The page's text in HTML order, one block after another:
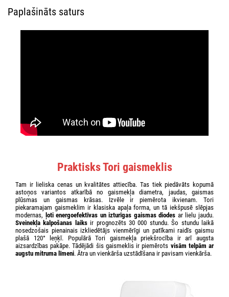
Paplašināts saturs
Praktisks Tori gaismeklis
Tam ir lieliska cenas un kvalitātes attiecība. Tas tiek piedāvāts kopumā
astoņos variantos atkarībā no gaismekļa diametra, jaudas, gaismas
plūsmas un gaismas krāsas. Izvēle ir piemērota ikvienam. Tori
piekaramajam gaismeklim ir klasiska apaļa forma, un tā iekšpusē slēpjas
modernas, ļoti energoefektīvas un izturīgas gaismas diodes ar lielu jaudu.
Sveinekļa kalpošanas laiksir prognozēts 30 000 stundu. Šo stundu laikā
nosedzošais pienainais izkliedētājs vienmērīgi un patīkami raidīs gaismu
plašā 120° leņķī. Populārā Tori gaismekļa priekšrocība ir arī augsta
aizsardzības pakāpe. Tādējādi šis gaismeklis ir piemērots visām telpām ar
augstu mitruma līmeni. Ātra un vienkārša uzstādīšana ir pavisam vienkārša.